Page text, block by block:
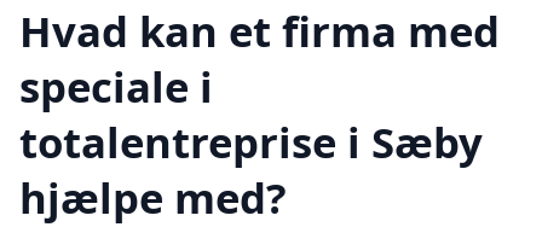
Hvad kan et firma med
speciale i
totalentreprise i Sæby
hjælpe med?